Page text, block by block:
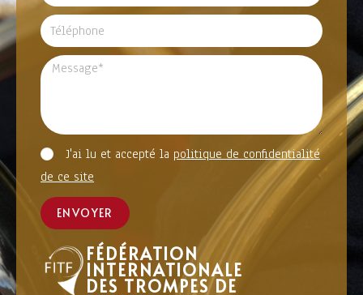
J'ai lu et accepté la politique de confidentialité
de ce site
ENVOYER
FÉDÉRATION
INTERNATIONALE
DES TROMPES DE